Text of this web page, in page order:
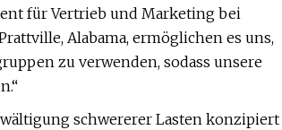
für Vertrieb und Marketing bei
Alabama, ermöglichen es uns,
zu verwenden, sodass unsere
schwererer Lasten konzipiert